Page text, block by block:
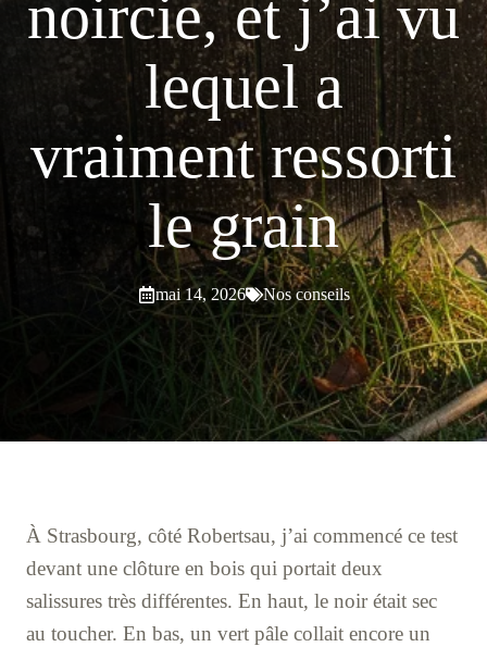
noircie, et j’ai vu
lequel a
vraiment ressorti
le grain
mai 14, 2026 Nos conseils
À Strasbourg, côté Robertsau, j’ai commencé ce test
devant une clôture en bois qui portait deux
salissures très différentes. En haut, le noir était sec
au toucher. En bas, un vert pâle collait encore un